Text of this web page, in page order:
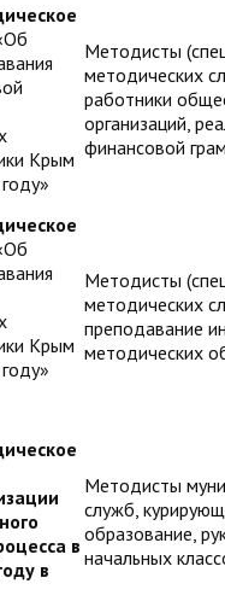
Крым
Методисты
методических
работники
организаций,
финансовой
Крым
Методисты
методических
преподавание
методических
в
в
Методисты
служб,
образование,
начальных